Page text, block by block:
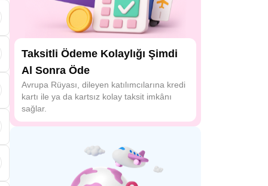
Taksitli Ödeme Kolaylığı Şimdi
Al Sonra Öde
Avrupa Rüyası, dileyen katılımcılarına kredi
kartı ile ya da kartsız kolay taksit imkânı
sağlar.